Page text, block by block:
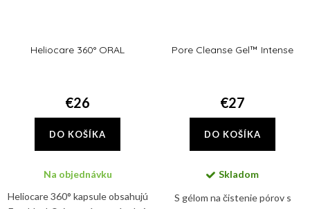
Heliocare 360° ORAL
€26
DO KOŠÍKA
Na objednávku
Heliocare 360° kapsule obsahujú
Pore Cleanse Gel™ Intense
€27
DO KOŠÍKA
Skladom
S gélom na čistenie pórov s